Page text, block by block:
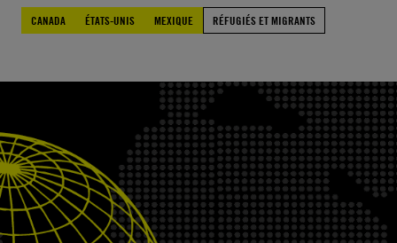
CANADA
ÉTATS-UNIS MEXIQUE RÉFUGIÉS ET MIGRANTS